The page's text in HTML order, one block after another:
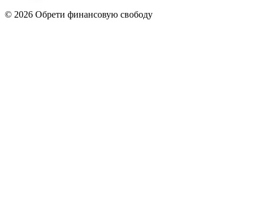
© 2026 Обрети финансовую свободу